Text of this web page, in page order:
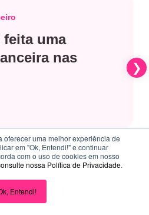
oferecer uma melhor experiência de
em "Ok, Entendi!" e continuar
com o uso de cookies em nosso
nossa Política de Privacidade.
Entendi!
feita uma
nas